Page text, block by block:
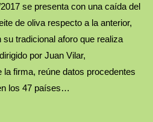
se presenta con una caída del
de oliva respecto a la anterior,
tradicional aforo que realiza
por Juan Vilar,
firma, reúne datos procedentes
los 47 países…